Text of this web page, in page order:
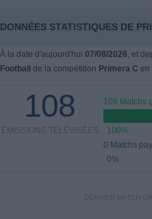
DONNÉES STATISTIQUES DE
À la date d'aujourd'hui 07/08/2026, et
Football
de la compétition Primera C en
108
ÉMISSIONS TÉLÉVISÉES
108 Matchs
100%
0 Matchs
0%
DERNIER MATCH